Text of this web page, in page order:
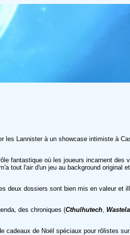
les Lannister à un showcase intimiste à
fantastique où les joueurs incarnent des
tout l'air d'un jeu au background original
deux dossiers sont bien mis en valeur et
des chroniques (Cthulhutech
de Noël spéciaux pour rôlistes sur